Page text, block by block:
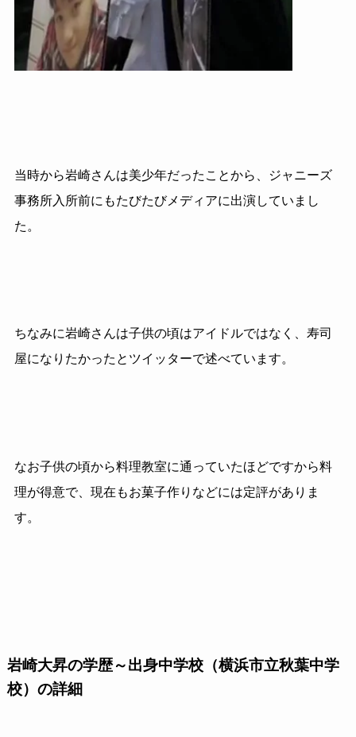
当時から岩崎さんは美少年だったことから、ジャニーズ
事務所入所前にもたびたびメディアに出演していまし
た。
ちなみに岩崎さんは子供の頃はアイドルではなく、寿司
屋になりたかったとツイッターで述べています。
なお子供の頃から料理教室に通っていたほどですから料
理が得意で、現在もお菓子作りなどには定評がありま
す。
岩崎大昇の学歴～出身中学校（横浜市立秋葉中学
校）の詳細